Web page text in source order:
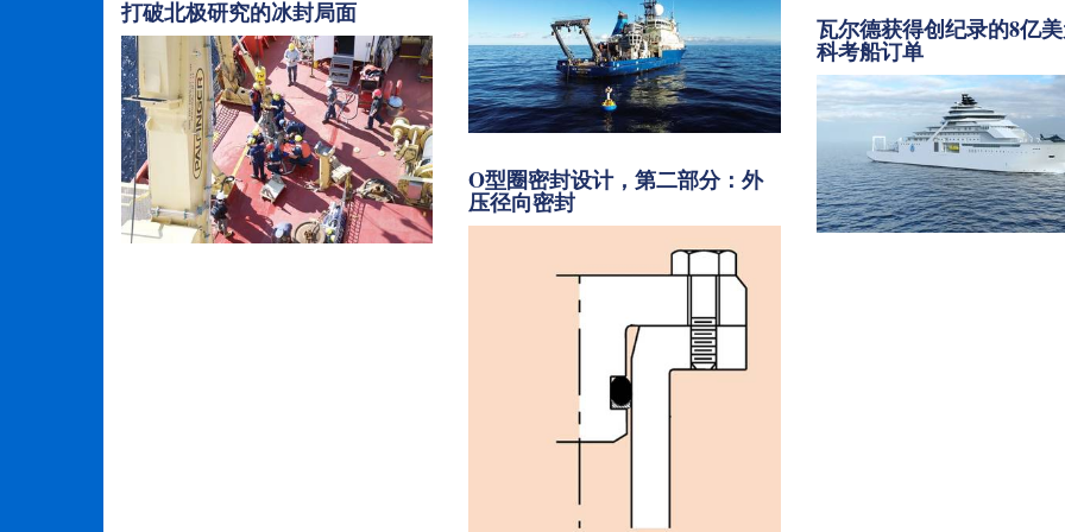
打破北极研究的冰封局面
O型圈密封设计，第二部分：外
压径向密封
瓦尔德获得创纪录的8亿
科考船订单